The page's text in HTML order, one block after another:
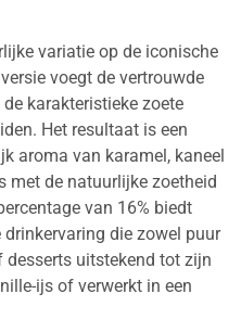
variatie op de iconische
voegt de vertrouwde
karakteristieke zoete
Het resultaat is een
aroma van karamel, kaneel
met de natuurlijke zoetheid
van 16% biedt
die zowel puur
uitstekend tot zijn
ijs of verwerkt in een